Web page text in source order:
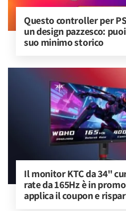
Questo controller per
un design pazzesco:
suo minimo storico
Il monitor KTC da 34"
rate da 165Hz è in
applica il coupon e